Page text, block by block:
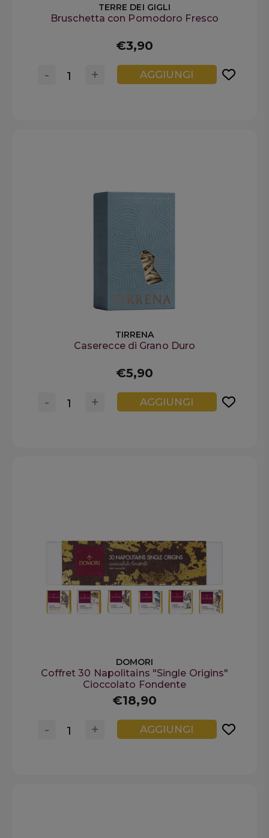
TERRE DEI GIGLI
Bruschetta con Pomodoro Fresco
€3,90
+
- AGGIUNGI
TIRRENA
Caserecce di Grano Duro
€5,90
+
- AGGIUNGI
DOMORI
Coffret 30 Napolitains "Single Origins"
Cioccolato Fondente
€18,90
+
- AGGIUNGI